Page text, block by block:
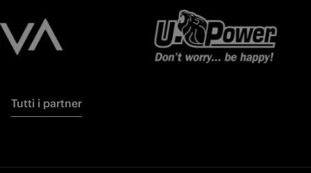
Tutti i partner